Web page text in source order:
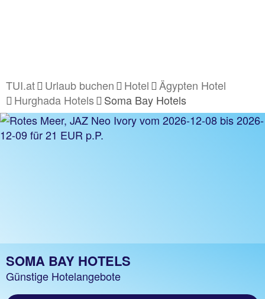
TUI.at Urlaub buchen Hotel
Ägypten Hotel
Hurghada Hotels
Soma Bay Hotels
SOMA BAY HOTELS
Günstige Hotelangebote